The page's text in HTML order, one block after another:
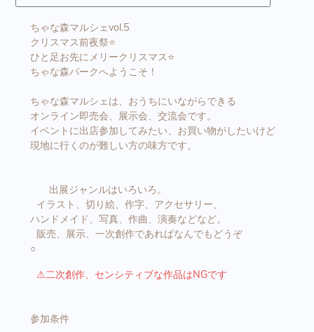
ちゃな森マルシェvol.5
クリスマス前夜祭⭐️
ひと足お先にメリークリスマス⭐️
ちゃな森パークへようこそ！
ちゃな森マルシェは、おうちにいながらできる
オンライン即売会、展示会、交流会です。
イベントに出店参加してみたい、お買い物がしたいけど
現地に行くのが難しい方の味方です。
出展ジャンルはいろいろ。
イラスト、切り絵、作字、アクセサリー、
ハンドメイド、写真、作曲、演奏などなど。
販売、展示、一次創作であればなんでもどうぞ
○
⚠︎︎二次創作、センシティブな作品はNGです
参加条件